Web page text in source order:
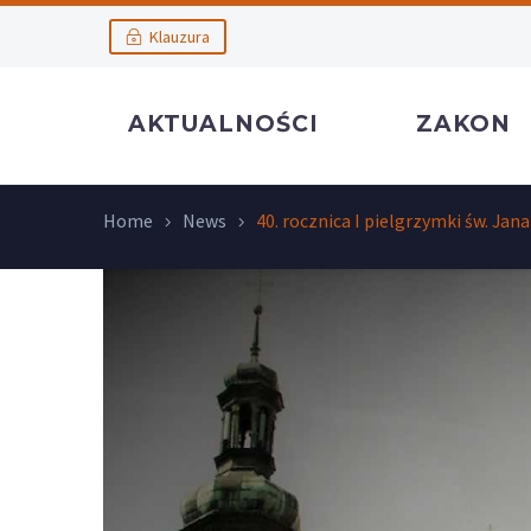
Klauzura
AKTUALNOŚCI ZAKON
Home News 40. rocznica I pielgrzymki św. Jana